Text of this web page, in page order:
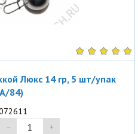
Люкс 14 гр, 5 шт/упак
84)